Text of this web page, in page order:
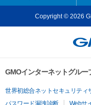
Copyright © 2026
GMOインターネットグル
世界初総合ネットセキュリティ
パスワード漏洩診断
Webサ